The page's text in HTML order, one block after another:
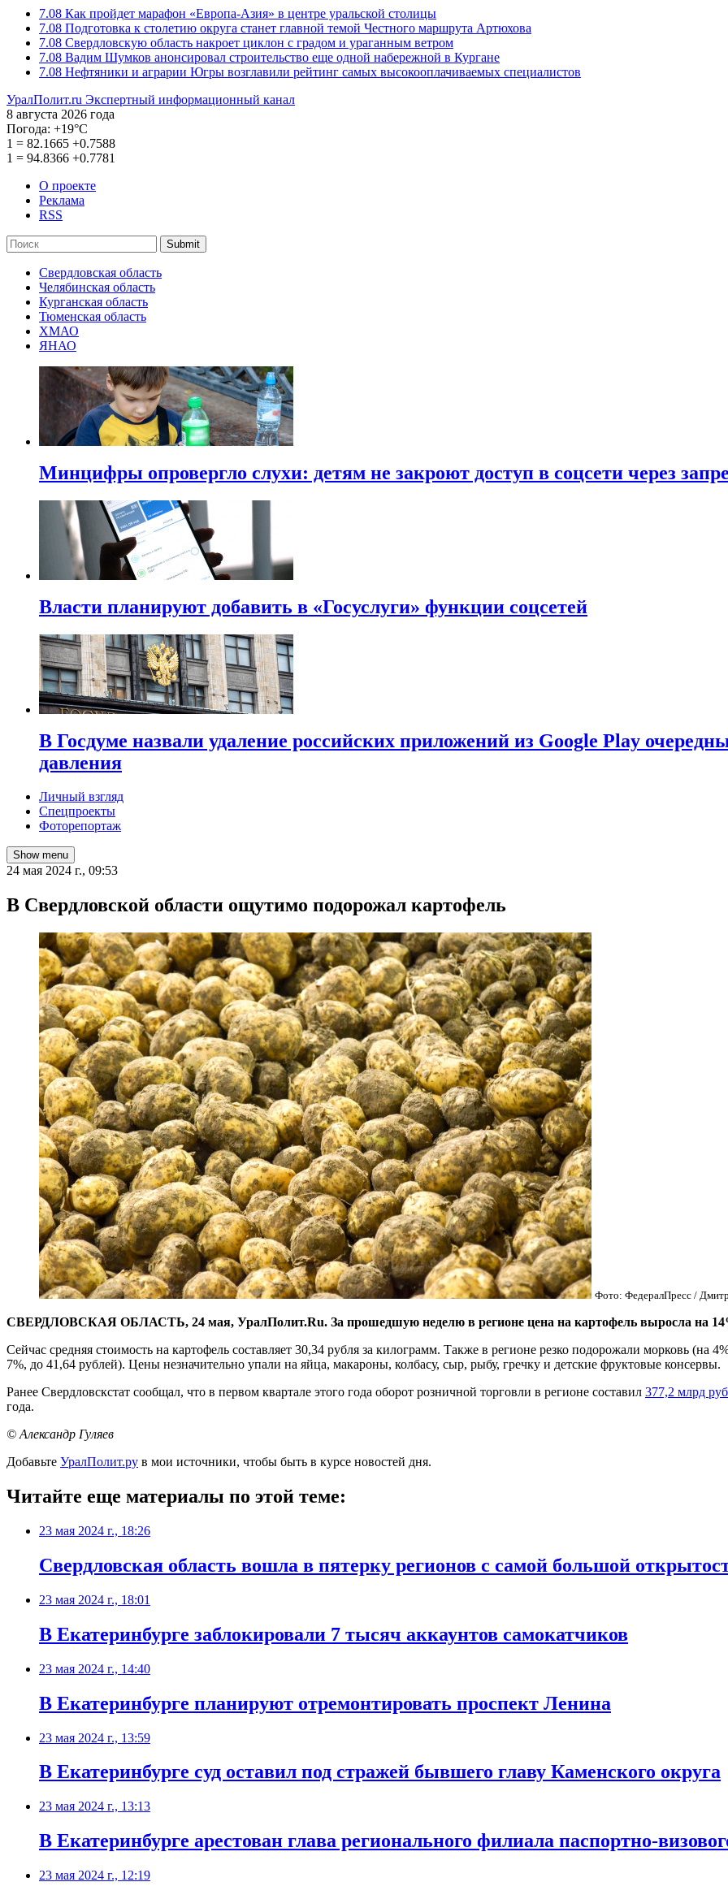
7.08 Как пройдет марафон «Европа-Азия» в центре уральской столицы
7.08 Подготовка к столетию округа станет главной темой Честного маршрута Артюхова
7.08 Свердловскую область накроет циклон с градом и ураганным ветром
7.08 Вадим Шумков анонсировал строительство еще одной набережной в Кургане
7.08 Нефтяники и аграрии Югры возглавили рейтинг самых высокооплачиваемых специалистов
УралПолит.ru Экспертный информационный канал
8 августа 2026 года
Погода: +19°С
1 = 82.1665 +0.7588
1 = 94.8366 +0.7781
О проекте
Реклама
RSS
Submit
Свердловская область
Челябинская область
Курганская область
Тюменская область
ХМАО
ЯНАО
Минцифры опровергло слухи: детям не закроют доступ в соцсети через
Власти планируют добавить в «Госуслуги» функции соцсетей
В Госдуме назвали удаление российских приложений из Google Play
давления
Личный взгляд
Спецпроекты
Фоторепортаж
Show menu
24 мая 2024 г., 09:53
В Свердловской области ощутимо подорожал картофель
Фото: ФедералПресс /
СВЕРДЛОВСКАЯ ОБЛАСТЬ, 24 мая, УралПолит.Ru. За прошедшую неделю в регионе цена на картофель выросла на
Сейчас средняя стоимость на картофель составляет 30,34 рубля за килограмм. Также в регионе резко подорожали морковь (на
7%, до 41,64 рублей). Цены незначительно упали на яйца, макароны, колбасу, сыр, рыбу, гречку и детские фруктовые консервы.
Ранее Свердловскстат сообщал, что в первом квартале этого года оборот розничной торговли в регионе составил 377,2 млрд
года.
© Александр Гуляев
Добавьте УралПолит.ру в мои источники, чтобы быть в курсе новостей дня.
Читайте еще материалы по этой теме:
23 мая 2024 г., 18:26
Свердловская область вошла в пятерку регионов с самой большой
23 мая 2024 г., 18:01
В Екатеринбурге заблокировали 7 тысяч аккаунтов самокатчиков
23 мая 2024 г., 14:40
В Екатеринбурге планируют отремонтировать проспект Ленина
23 мая 2024 г., 13:59
В Екатеринбурге суд оставил под стражей бывшего главу Каменского округа
23 мая 2024 г., 13:13
В Екатеринбурге арестован глава регионального филиала паспортно-
23 мая 2024 г., 12:19